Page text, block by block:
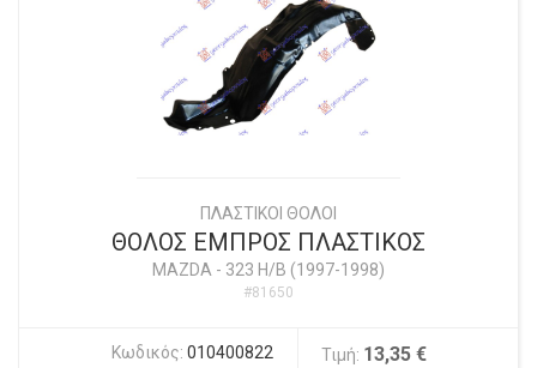
ΠΛΑΣΤΙΚΟΙ ΘΟΛΟΙ
ΘΟΛΟΣ ΕΜΠΡΟΣ ΠΛΑΣΤΙΚΟΣ
MAZDA - 323 H/B (1997-1998)
#81650
Κωδικός: 010400822 Τιμή: 13,35 €